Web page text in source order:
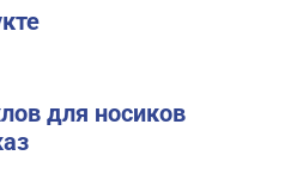
для носиков